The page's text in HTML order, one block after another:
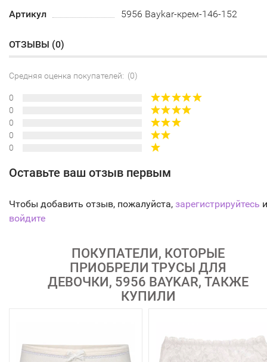
Артикул
5956 Baykar-крем-146-152
ОТЗЫВЫ (0)
Средняя оценка покупателей: (0)
0
0
0
0
0
Оставьте ваш отзыв первым
Чтобы добавить отзыв, пожалуйста, зарегистрируйтесь
войдите
ПОКУПАТЕЛИ, КОТОРЫЕ
ПРИОБРЕЛИ ТРУСЫ ДЛЯ
ДЕВОЧКИ, 5956 BAYKAR, ТАКЖЕ
КУПИЛИ